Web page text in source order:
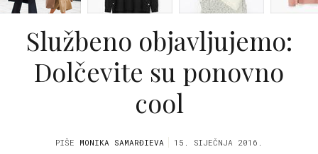
Službeno objavljujemo:
Dolčevite su ponovno
cool
PIŠE MONIKA SAMARĐIEVA 15. SIJEČNJA 2016.